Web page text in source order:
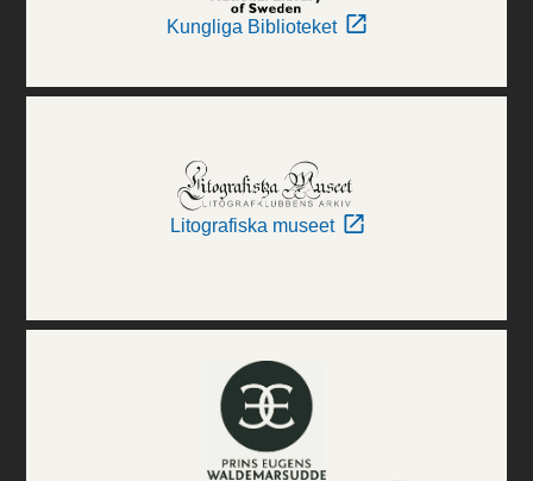
Kungliga Biblioteket
Litografiska museet